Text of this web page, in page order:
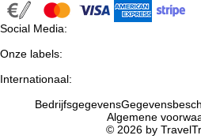
Social Media:
Onze labels:
Internationaal:
Bedrijfsgegevens
Algemene
© 2026 by